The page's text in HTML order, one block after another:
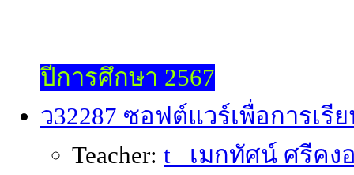
ปีการศึกษา 2567
ว32287 ซอฟต์แวร์เพื่อการเรี
Teacher: t_ เมกทัศน์ ศรีคง